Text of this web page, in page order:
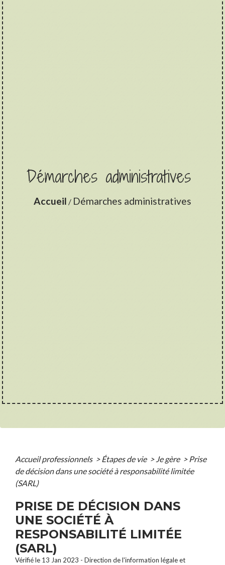
Démarches administratives
Accueil / Démarches administratives
Accueil professionnels > Étapes de vie > Je gère > Prise
de décision dans une société à responsabilité limitée
(SARL)
PRISE DE DÉCISION DANS
UNE SOCIÉTÉ À
RESPONSABILITÉ LIMITÉE
(SARL)
Vérifié le 13 Jan 2023 - Direction de l'information légale et